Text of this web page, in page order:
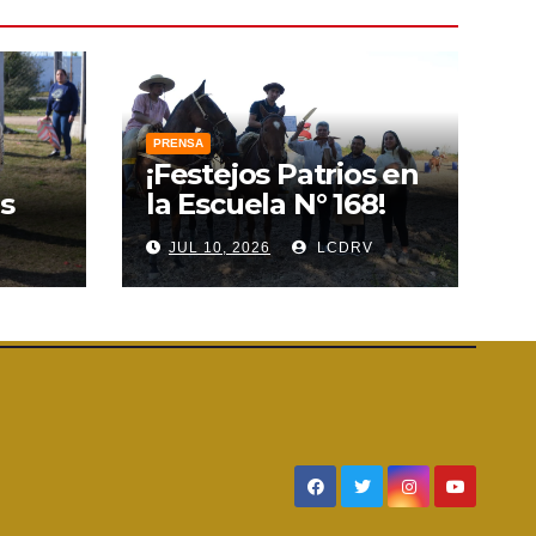
PRENSA
¡Festejos Patrios en
la Escuela N° 168!
JUL 10, 2026 LCDRV